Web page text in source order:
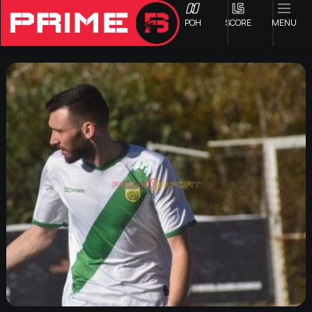
ΡΟΗ SCORE MENU
ΟΦΗ
Γ ΕΘΝΙΚΗ
Α1 ΕΠΣΗ
Α2 ΕΠΣΗ
Β1 ΕΠΣΗ